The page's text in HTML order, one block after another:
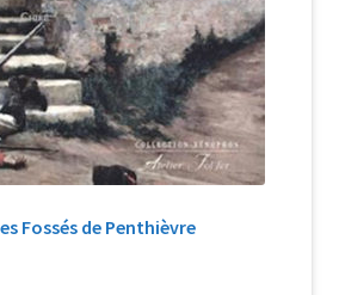
Fossés de Penthièvre